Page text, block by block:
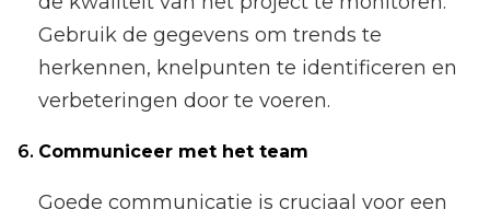
Gebruik de gegevens om trends te
herkennen, knelpunten te identificeren en
verbeteringen door te voeren.
Communiceer met het team
Goede communicatie is cruciaal voor een